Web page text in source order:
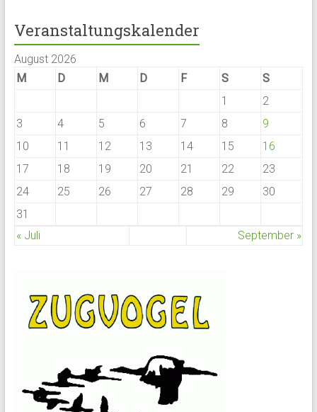
Veranstaltungskalender
August 2026
M
D M D F S
S
1
2
3
4 5 6 7 8
9
10
11 12 13 14 15
16
17
18 19 20 21 22
23
24
25 26 27 28 29
30
31
« Juli
September »